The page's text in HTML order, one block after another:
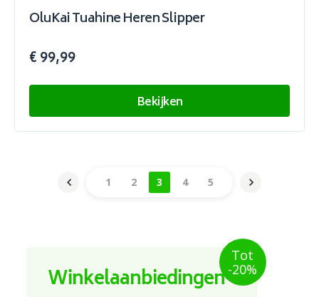
Winkelaanbiedingen
Tot
-20%
OluKai Tuahine Heren Slipper
€ 99,99
Bekijken
1 2 3 4 5